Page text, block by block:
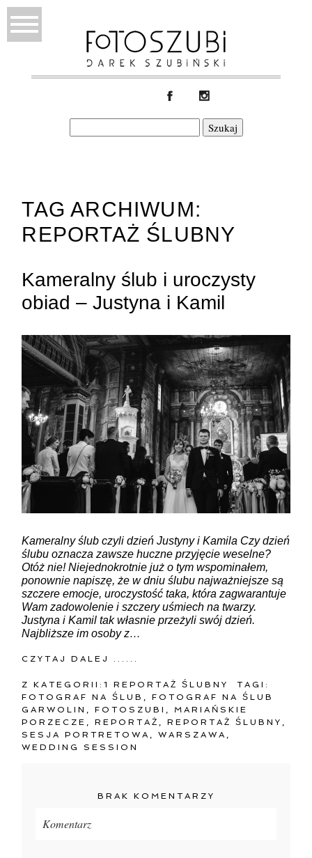
Szukaj:
TAG ARCHIWUM:
REPORTAŻ ŚLUBNY
Kameralny ślub i uroczysty
obiad – Justyna i Kamil
Kameralny ślub czyli dzień Justyny i Kamila Czy dzień
ślubu oznacza zawsze huczne przyjęcie weselne?
Otóż nie! Niejednokrotnie już o tym wspominałem,
ponownie napiszę, że w dniu ślubu najważniejsze są
szczere emocje, uroczystość taka, która zagwarantuje
Wam zadowolenie i szczery uśmiech na twarzy.
Justyna i Kamil tak własnie przeżyli swój dzień.
Najbliższe im osoby z…
CZYTAJ DALEJ ......
Z KATEGORII:1 REPORTAŻ ŚLUBNY
TAGI:
FOTOGRAF NA ŚLUB
,FOTOGRAF NA ŚLUB
GARWOLIN
,FOTOSZUBI
MARIAŃSKIE
PORZECZE
,REPORTAŻ ,REPORTAŻ ŚLUBNY
SESJA PORTRETOWA
,WARSZAWA
WEDDING SESSION
BRAK KOMENTARZY
Komentarz